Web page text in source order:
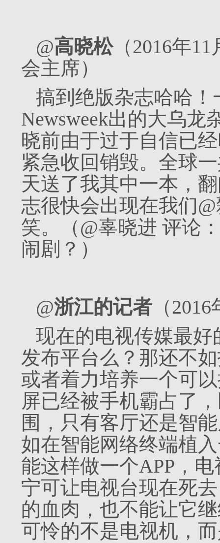
@高晓松（2016年
会主席）
搞到绝版杂志哈哈
Newsweek出的大乌龙
晓前由于过于自信已
紧急收回销毁。全球
天送了我其中一本，
志很快会出现在我们
笑。（@辜晓进 评论
闹剧？）
@浙江的记者 （
现在的电视传媒最
发布平台么？那还不
或者着力培养一个可
屏已经被手机霸占了
围，只有客厅还是智
如在智能网络终端植
能这样做一个APP，
宁可让电视台现在死
的血肉，也不能让它
可怜的不是电视机，